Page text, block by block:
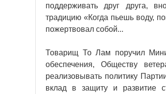
поддерживать друг друга,
традицию «Когда пьешь воду,
пожертвовал собой...
Товарищ То Лам поручил
обеспечения, Обществу
реализовывать политику
вклад в защиту и развитие